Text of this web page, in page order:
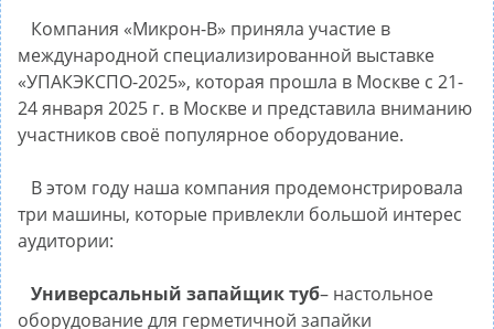
Компания «Микрон-В» приняла участие в
международной специализированной выставке
«УПАКЭКСПО-2025», которая прошла в Москве с 21-
24 января 2025 г. в Москве и представила вниманию
участников своё популярное оборудование.
В этом году наша компания продемонстрировала
три машины, которые привлекли большой интерес
аудитории:
Универсальный запайщик туб– настольное
оборудование для герметичной запайки